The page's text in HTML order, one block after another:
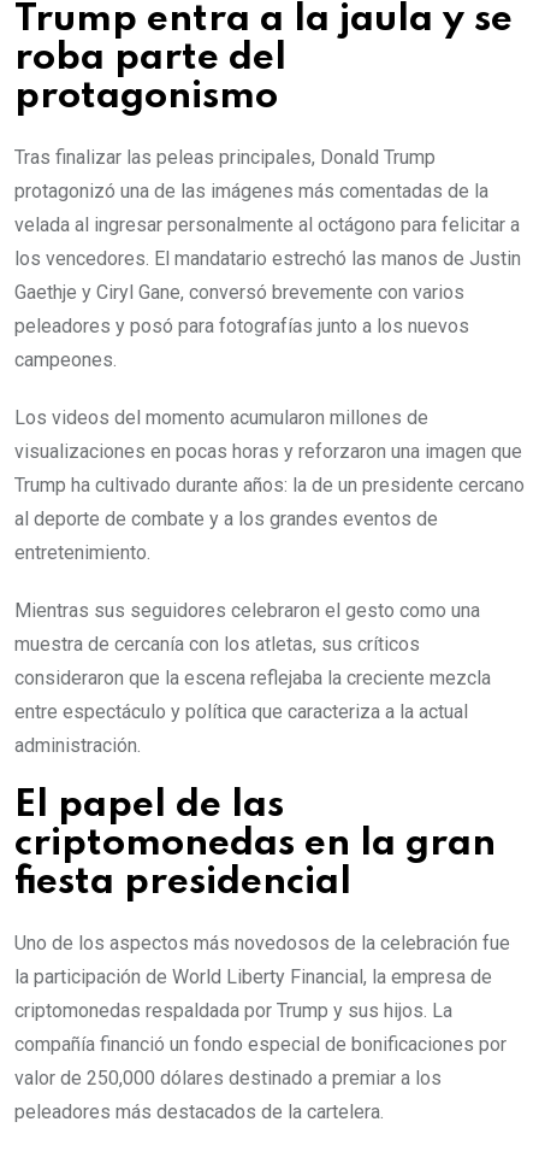
Trump entra a la jaula y se
roba parte del
protagonismo
Tras finalizar las peleas principales, Donald Trump
protagonizó una de las imágenes más comentadas de la
velada al ingresar personalmente al octágono para felicitar a
los vencedores. El mandatario estrechó las manos de Justin
Gaethje y Ciryl Gane, conversó brevemente con varios
peleadores y posó para fotografías junto a los nuevos
campeones.
Los videos del momento acumularon millones de
visualizaciones en pocas horas y reforzaron una imagen que
Trump ha cultivado durante años: la de un presidente cercano
al deporte de combate y a los grandes eventos de
entretenimiento.
Mientras sus seguidores celebraron el gesto como una
muestra de cercanía con los atletas, sus críticos
consideraron que la escena reflejaba la creciente mezcla
entre espectáculo y política que caracteriza a la actual
administración.
El papel de las
criptomonedas en la gran
fiesta presidencial
Uno de los aspectos más novedosos de la celebración fue
la participación de World Liberty Financial, la empresa de
criptomonedas respaldada por Trump y sus hijos. La
compañía financió un fondo especial de bonificaciones por
valor de 250,000 dólares destinado a premiar a los
peleadores más destacados de la cartelera.